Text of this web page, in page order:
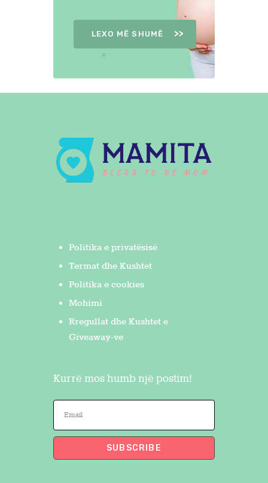
LEXO MË SHUMË
Politika e privatësisë
Termat dhe Kushtet
Politika e cookies
Mohimi
Rregullat dhe Kushtet e
Giveaway-ve
Kurrë mos humb një postim!